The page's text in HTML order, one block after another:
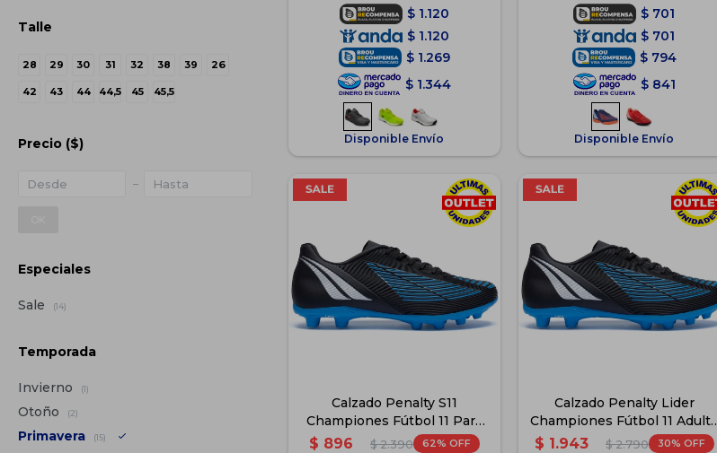
$ 1.120
$ 1.120
$ 1.269
$ 1.344
Disponible Envío
$ 701
$ 701
$ 794
$ 841
Disponible Envío
Calzado Penalty S11
Championes Fútbol 11 Para
Niños - Azul
$ 896 $ 2.390 62
Calzado Penalty Lider
Championes Fútbol 11 Adulto
- Azul
$ 1.943 $ 2.790 30
Talle
28 29 30 31 32 38 39 26
42 43 44 44,5 45 45,5
Precio ($)
Especiales
Sale (14)
Temporada
Invierno (1)
Otoño (2)
Primavera (15)